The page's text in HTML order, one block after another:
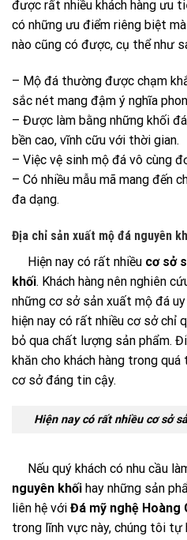
được rất nhiều khách hàng ưu
có những ưu điểm riêng biệt
nào cũng có được, cụ thể như
– Mộ đá thường được chạm
sắc nét mang đậm ý nghĩa
– Được làm bằng những khối
bền cao, vĩnh cữu với thời gian.
– Việc vệ sinh mộ đá vô cùng
– Có nhiều mẫu mã mang đến
đa dạng.
Địa chỉ sản xuất mộ đá nguyên
Hiện nay có rất nhiều cơ sở
khối. Khách hàng nên nghiên
những cơ sở sản xuất mộ đá
hiện nay có rất nhiều cơ sở chỉ
bỏ qua chất lượng sản phẩm.
khăn cho khách hàng trong
cơ sở đáng tin cậy.
Hiện nay có rất nhiều cơ sở
Nếu quý khách có nhu cầu
nguyên khối hay những sản
liên hệ với Đá mỹ nghệ Hoàng
trong lĩnh vực này, chúng tôi tự